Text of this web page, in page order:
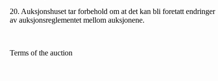
20. Auksjonshuset tar forbehold om at det kan bli foretatt endringer
av auksjonsreglementet mellom auksjonene.
Terms of the auction